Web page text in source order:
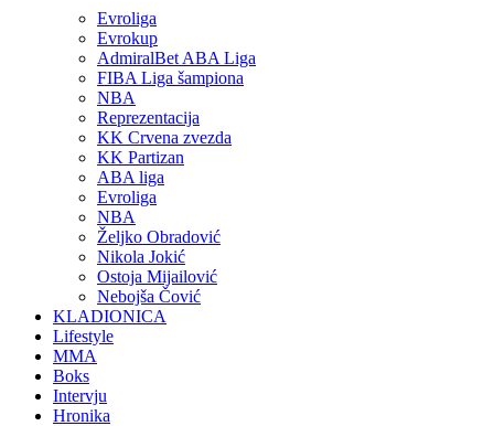
Evroliga
Evrokup
AdmiralBet ABA Liga
FIBA Liga šampiona
NBA
Reprezentacija
KK Crvena zvezda
KK Partizan
ABA liga
Evroliga
NBA
Željko Obradović
Nikola Jokić
Ostoja Mijailović
Nebojša Čović
KLADIONICA
Lifestyle
MMA
Boks
Intervju
Hronika